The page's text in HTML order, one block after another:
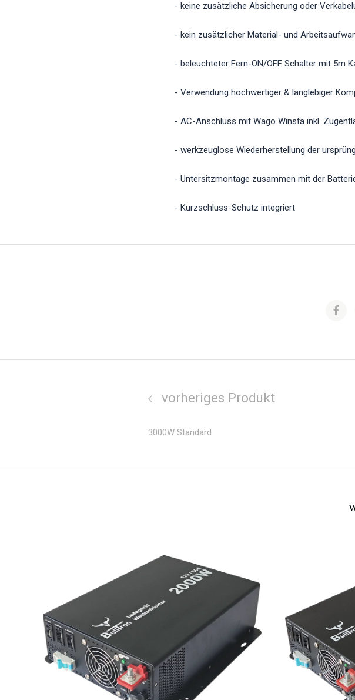
- keine zusätzliche Absicherung oder
- kein zusätzlicher Material- und
- beleuchteter Fern-ON/OFF Schalter mit 5m
- Verwendung hochwertiger & langlebiger
- AC-Anschluss mit Wago Winsta inkl.
- werkzeuglose Wiederherstellung der
- Untersitzmontage zusammen mit der
- Kurzschluss-Schutz integriert
vorheriges Produkt
3000W Standard